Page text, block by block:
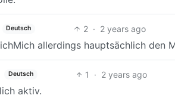
Deutsch 2 · 2 years ago
allerdings hauptsächlich den
Deutsch 1 · 2 years ago
aktiv.